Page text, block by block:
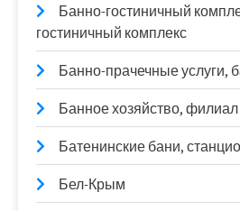
Банно-гостиничный
гостиничный комплекс
Банно-прачечные услуги,
Банное хозяйство,
Батенинские бани,
Бел-Крым